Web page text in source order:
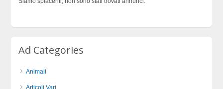
Ad Categories
Animali
Articoli Vari